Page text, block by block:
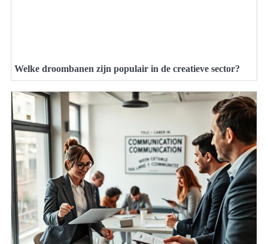
Welke droombanen zijn populair in de creatieve sector?